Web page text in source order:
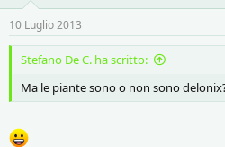
10 Luglio 2013
Stefano De C. ha scritto:
Ma le piante sono o non sono